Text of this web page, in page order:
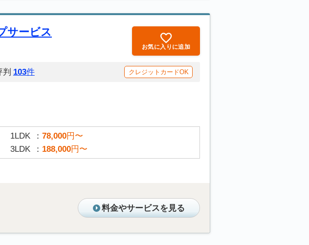
サービス
お気に入りに追加
103件 クレジットカードOK
1LDK 78,000円〜
3LDK 188,000円〜
料金やサービスを見る